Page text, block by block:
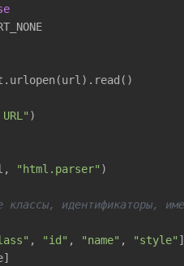
)
"html.parser" )
классы, идентификаторы,
, "id" , "name" , "style"